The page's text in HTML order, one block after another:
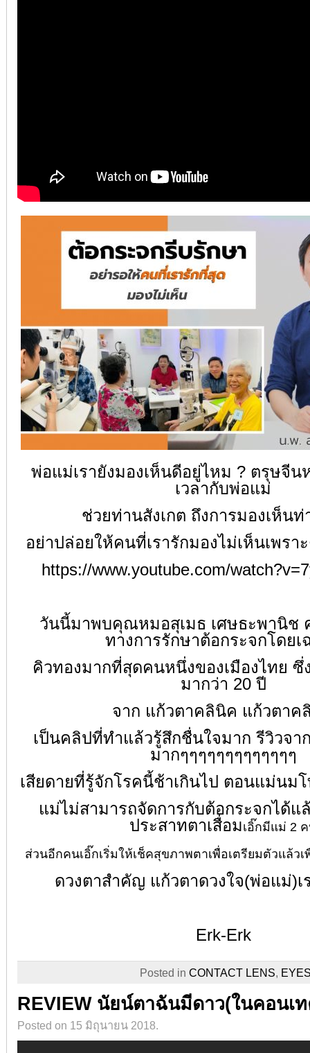
พ่อแม่เรายังมองเห็นดีอยู่ไหม ? ตรุษจีน
เวลากับพ่อแม่
ช่วยท่านสังเกต ถึงการมองเห็น
อย่าปล่อยให้คนที่เรารักมองไม่เห็นเพรา
https://www.youtube.com/
วันนี้มาพบคุณหมอสุเมธ เศษธะพานิช
ทางการรักษาต้อกระจกโดยเ
คิวทองมากที่สุดคนหนึ่งของเมืองไทย
มากว่า 20 ปี
จาก แก้วตาคลินิค แก้วตาค
เป็นคลิปที่ทำแล้วรู้สึกชื่นใจมาก รีวิวจา
มากๆๆๆๆๆๆๆๆๆๆๆๆๆ
เสียดายที่รู้จักโรคนี้ช้าเกินไป ตอนแม่นม
แม่ไม่สามารถจัดการกับต้อกระจกได้แ
ประสาทตาเสื่อมเอิ๊กมีแม่ 2
ส่วนอีกคนเอิ๊กเริ่มให้เช็คสุขภาพตาเพื่อเตรียมตัวแล้ว
ดวงตาสำคัญ แก้วตาดวงใจ(พ่อแม่)เ
Erk-Erk
Posted in CONTACT LENS,
REVIEW นัยน์ตาฉันมีดาว(ในคอนเ
Posted on 15 มิถุนายน 2018.